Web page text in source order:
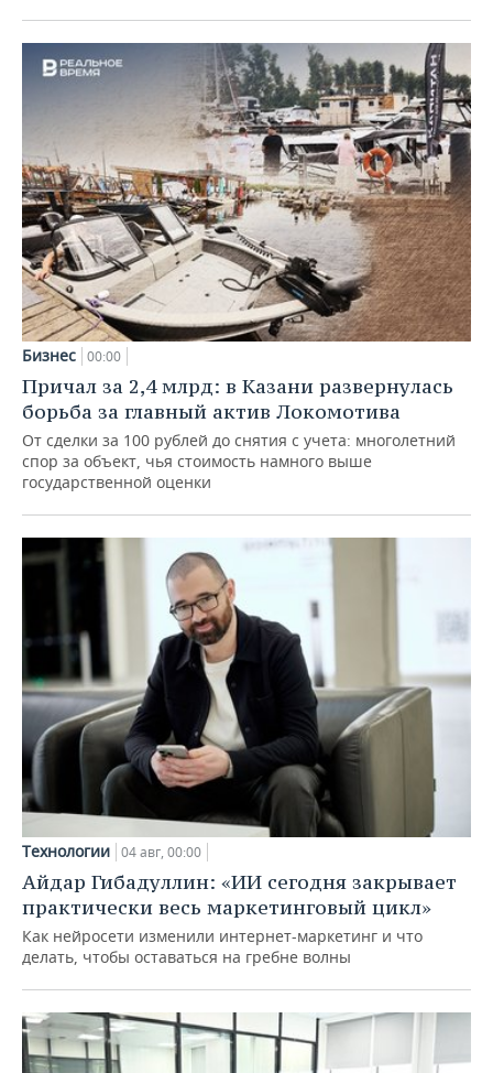
Бизнес 00:00
Причал за 2,4 млрд: в Казани развернулась
борьба за главный актив Локомотива
От сделки за 100 рублей до снятия с учета: многолетний
спор за объект, чья стоимость намного выше
государственной оценки
Технологии 04 авг, 00:00
Айдар Гибадуллин: «ИИ сегодня закрывает
практически весь маркетинговый цикл»
Как нейросети изменили интернет-маркетинг и что
делать, чтобы оставаться на гребне волны